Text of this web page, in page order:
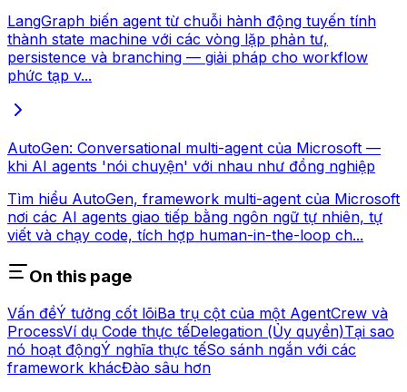
LangGraph biến agent từ chuỗi hành động tuyến tính
thành state machine với các vòng lặp phản tư,
persistence và branching — giải pháp cho workflow
phức tạp v...
AutoGen: Conversational multi-agent của Microsoft —
khi AI agents 'nói chuyện' với nhau như đồng nghiệp
Tìm hiểu AutoGen, framework multi-agent của Microsoft
nơi các AI agents giao tiếp bằng ngôn ngữ tự nhiên, tự
viết và chạy code, tích hợp human-in-the-loop ch...
On this page
Vấn đềÝ tưởng cốt lõiBa trụ cột của một AgentCrew và
ProcessVí dụ Code thực tếDelegation (Ủy quyền)Tại sao
nó hoạt độngÝ nghĩa thực tếSo sánh ngắn với các
framework khácĐào sâu hơn